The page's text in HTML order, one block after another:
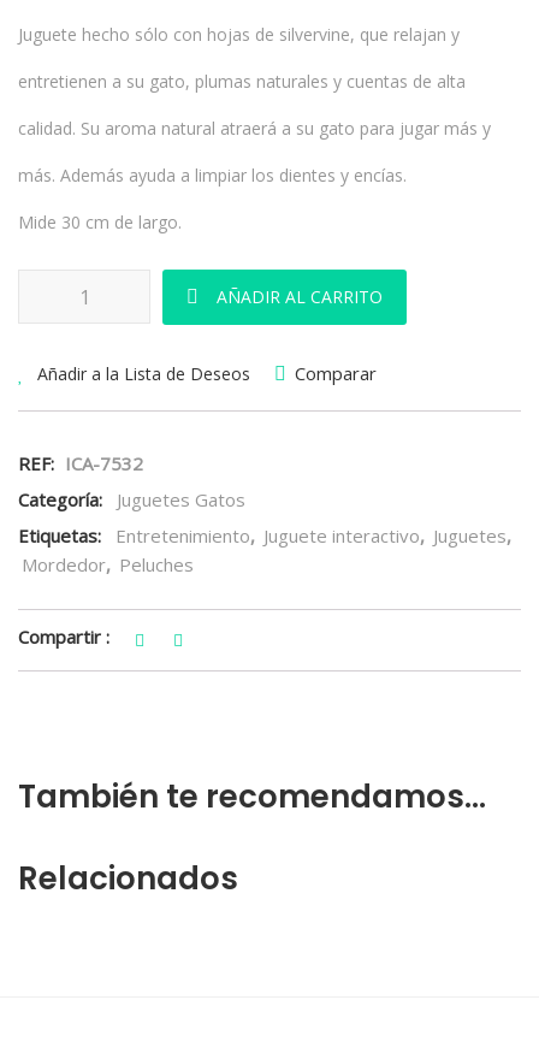
Juguete hecho sólo con hojas de silvervine, que relajan y
entretienen a su gato, plumas naturales y cuentas de alta
calidad. Su aroma natural atraerá a su gato para jugar más y
más. Además ayuda a limpiar los dientes y encías.
Mide 30 cm de largo.
Peluche Erizo para Gatos cantidad
AÑADIR AL CARRITO
Añadir a la Lista de Deseos Comparar
REF: ICA-7532
Categoría:
Juguetes Gatos
Etiquetas:
Entretenimiento, Juguete interactivo, Juguetes,
Mordedor, Peluches
Compartir :
También te recomendamos…
Relacionados